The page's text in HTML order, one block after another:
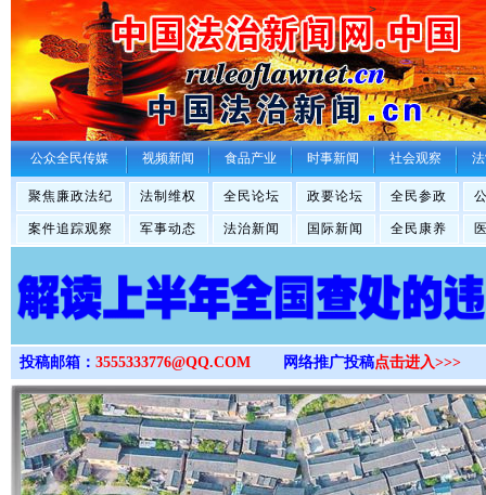
>
公众全民传媒 视频新闻 食品产业 时事新闻 社会观察
聚焦廉政法纪 法制维权 全民论坛 政要论坛 全民参政
案件追踪观察 军事动态 法治新闻 国际新闻 全民康养
投稿邮箱： 3555333776@QQ.COM 网络推广投稿点击进入>>>